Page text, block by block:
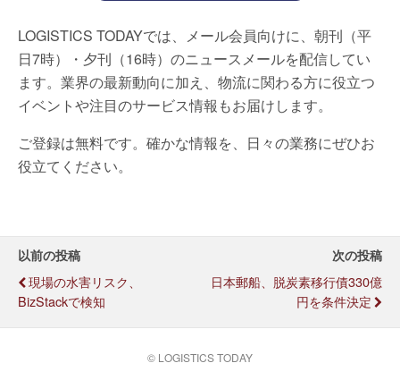
LOGISTICS TODAYでは、メール会員向けに、朝刊（平
日7時）・夕刊（16時）のニュースメールを配信してい
ます。業界の最新動向に加え、物流に関わる方に役立つ
イベントや注目のサービス情報もお届けします。
ご登録は無料です。確かな情報を、日々の業務にぜひお
役立てください。
以前の投稿
現場の水害リスク、
BizStackで検知
次の投稿
日本郵船、脱炭素移行債330億
円を条件決定
© LOGISTICS TODAY